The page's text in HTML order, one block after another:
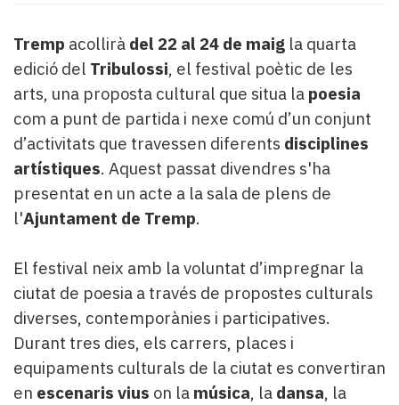
del
Pallars
Contingut
patrocinat
Lo
més
llegit...
Editorial
Tremp acollirà del 22 al 24 de maig la quarta
edició del Tribulossi, el festival poètic de les
arts, una proposta cultural que situa la poesia
com a punt de partida i nexe comú d’un conjunt
d’activitats que travessen diferents disciplines
artístiques. Aquest passat divendres s'ha
presentat en un acte a la sala de plens de
l'Ajuntament de Tremp.
El festival neix amb la voluntat d’impregnar la
ciutat de poesia a través de propostes culturals
diverses, contemporànies i participatives.
Durant tres dies, els carrers, places i
equipaments culturals de la ciutat es convertiran
en escenaris vius on la música, la dansa, la